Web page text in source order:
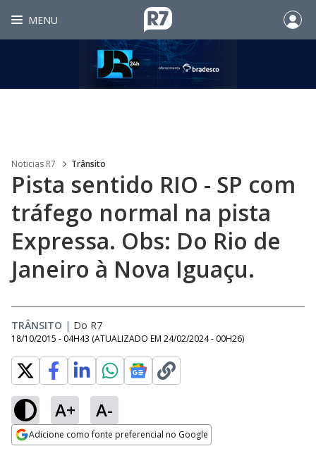
MENU
Noticias R7 Trânsito
Pista sentido RIO - SP com
tráfego normal na pista
Expressa. Obs: Do Rio de
Janeiro à Nova Iguaçu.
TRÂNSITO | Do R7
18/10/2015 - 04H43 (ATUALIZADO EM 24/02/2024 - 00H26)
A+ A-
Adicione como fonte preferencial no Google